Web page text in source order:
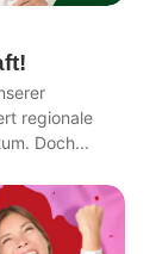
regionale
Doch...